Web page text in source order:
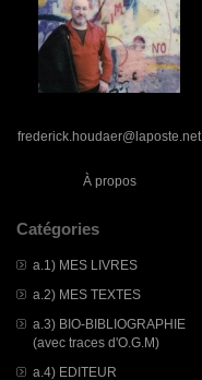
frederick.houdaer@laposte.net
À propos
Catégories
a.1) MES LIVRES
a.2) MES TEXTES
a.3) BIO-BIBLIOGRAPHIE
(avec traces d'O.G.M)
a.4) EDITEUR